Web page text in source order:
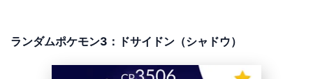
ランダムポケモン3：ドサイドン（シャドウ）